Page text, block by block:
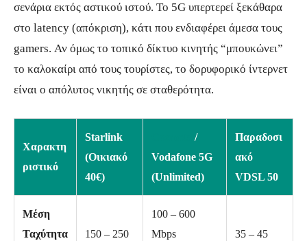
σενάρια εκτός αστικού ιστού. Το 5G υπερτερεί ξεκάθαρα
στο latency (απόκριση), κάτι που ενδιαφέρει άμεσα τους
gamers. Αν όμως το τοπικό δίκτυο κινητής “μπουκώνει”
το καλοκαίρι από τους τουρίστες, το δορυφορικό ίντερνετ
είναι ο απόλυτος νικητής σε σταθερότητα.
Χαρακτη
ριστικό
Starlink
(Οικιακό
40€)
/
Vodafone 5G
(Unlimited)
Παραδοσι
ακό
VDSL 50
Μέση
Ταχύτητα
150 – 250
100 – 600
Mbps
35 – 45